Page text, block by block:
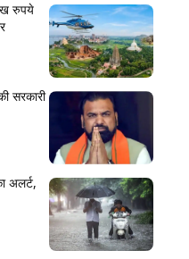
रुपये
सरकारी
अलर्ट,